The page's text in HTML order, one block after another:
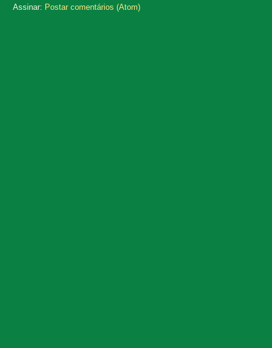
Assinar: Postar comentários (Atom)